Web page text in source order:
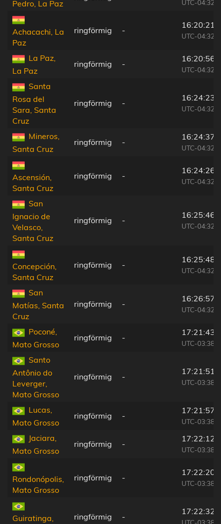
Pedro, La Paz
UTC-04:32
Achacachi, La
Paz
ringförmig -
16:20:21
UTC-04:32
La Paz,
La Paz
ringförmig -
16:20:56
UTC-04:32
Santa
Rosa del
Sara, Santa
Cruz
ringförmig -
16:24:23
UTC-04:32
Mineros,
Santa Cruz
ringförmig -
16:24:37
UTC-04:32
Ascensión,
Santa Cruz
ringförmig -
16:24:26
UTC-04:32
San
Ignacio de
Velasco,
Santa Cruz
ringförmig -
16:25:46
UTC-04:32
Concepción,
Santa Cruz
ringförmig -
16:25:48
UTC-04:32
San
Matías, Santa
Cruz
ringförmig -
16:26:57
UTC-04:32
Poconé,
Mato Grosso
ringförmig -
17:21:43
UTC-03:38
Santo
Antônio do
Leverger,
Mato Grosso
ringförmig -
17:21:51
UTC-03:38
Lucas,
Mato Grosso
ringförmig -
17:21:57
UTC-03:38
Jaciara,
Mato Grosso
ringförmig -
17:22:12
UTC-03:38
Rondonópolis,
Mato Grosso
ringförmig -
17:22:20
UTC-03:38
Guiratinga,
ringförmig -
17:22:32